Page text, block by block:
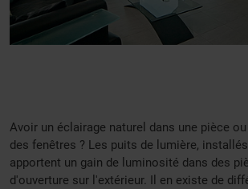
Avoir un éclairage naturel dans une pièce
des fenêtres ? Les puits de lumière,
apportent un gain de luminosité dans des
d'ouverture sur l'extérieur. Il en existe de